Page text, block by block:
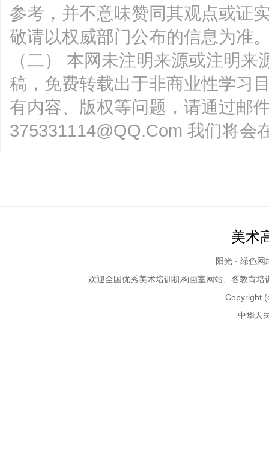
参考，并不意味赞同其观点或证
敬请以权威部门公布的信息为准
（二） 本网未注明来源或注明
稿，免费转载出于非商业性学习
有内容、版权等问题，请通过邮
375331114@QQ.Com 我们将会
美术
阳光 · 绿色
欢迎全国优秀美术培训 机构画室网站、各教育
Copyright
中华人